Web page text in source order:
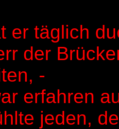
er täglich
der
-
erfahren
jeden,